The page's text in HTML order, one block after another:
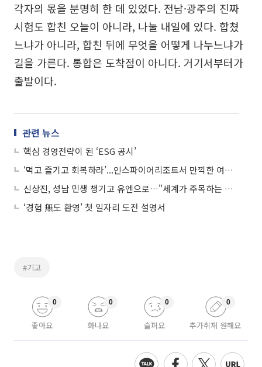
각자의 몫을 분명히 한 데 있었다. 전남·광주의 진짜
시험도 합친 오늘이 아니라, 나눌 내일에 있다. 합쳤
느냐가 아니라, 합친 뒤에 무엇을 어떻게 나누느냐가
길을 가른다. 통합은 도착점이 아니다. 거기서부터가
출발이다.
관련 뉴스
핵심 경영전략이 된 ‘ESG 공시’
‘먹고 즐기고 회복하라’...인스파이어리조트서 만끽한 여름 보양식 여행
신상진, 성남 민생 챙기고 유엔으로…"세계가 주목하는 혁신도시로"
‘경험 無도 환영’ 첫 일자리 도전 설명서
#기고
좋아요
0
화나요
0
슬퍼요
0
추가취재 원해요
0